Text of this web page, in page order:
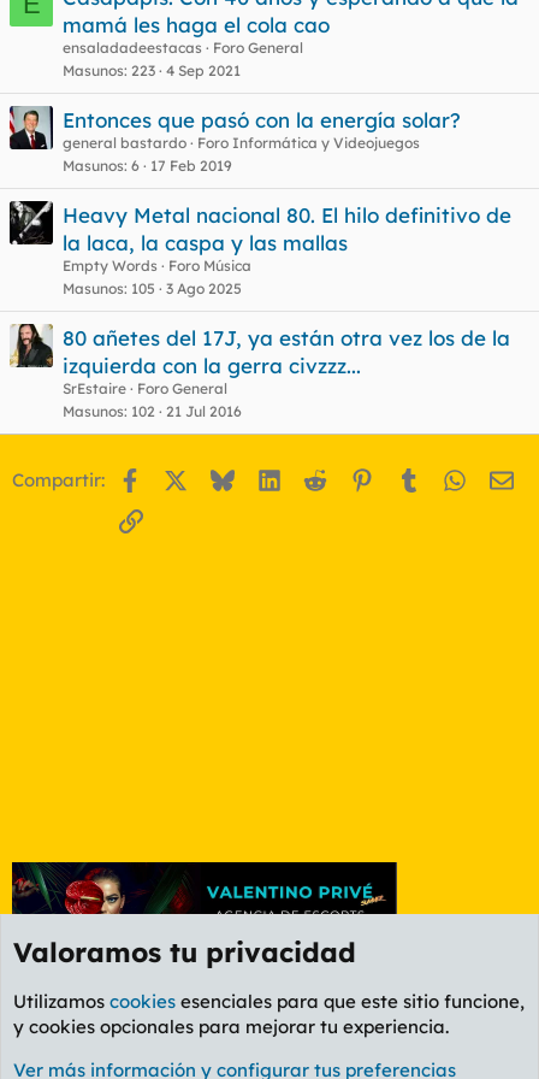
mamá les haga el cola cao
ensaladadeestacas
Foro General
Masunos 223 4 Sep 2021
Entonces que pasó con la energía solar?
general bastardo
Foro Informática y Videojuegos
Masunos 6 17 Feb 2019
Heavy Metal nacional 80. El hilo definitivo de
la laca, la caspa y las mallas
Empty Words
Foro Música
Masunos 105 3 Ago 2025
80 añetes del 17J, ya están otra vez los de la
izquierda con la gerra civzzz...
SrEstaire
Foro General
Masunos 102 21 Jul 2016
Compartir: Facebook BlueskyLinkedIn
Reddit Pinterest
Tumblr
Enlace
Valencia
Valoramos tu privacidad
Utilizamos cookies esenciales para que este sitio funcione,
y cookies opcionales para mejorar tu experiencia.
Ver más información y configurar tus preferencias